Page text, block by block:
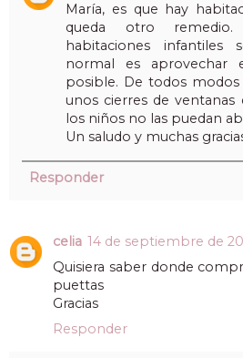
María, es que hay
queda otro remedio.
habitaciones
normal es aprovechar
posible. De todos
unos cierres de ventanas
los niños no las puedan
Un saludo y muchas
Responder
celia 14 de septiembre de
Quisiera saber donde
puettas
Gracias
Responder